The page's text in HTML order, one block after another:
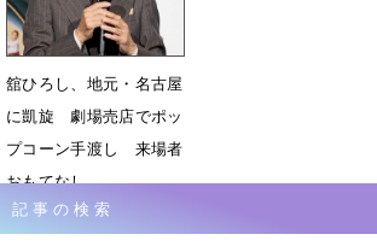
開
6月19日 20時03分
舘ひろし、地元・名古屋
に凱旋 劇場売店でポッ
プコーン手渡し 来場者
おもてなし
6月17日 07時00分
記事の検索